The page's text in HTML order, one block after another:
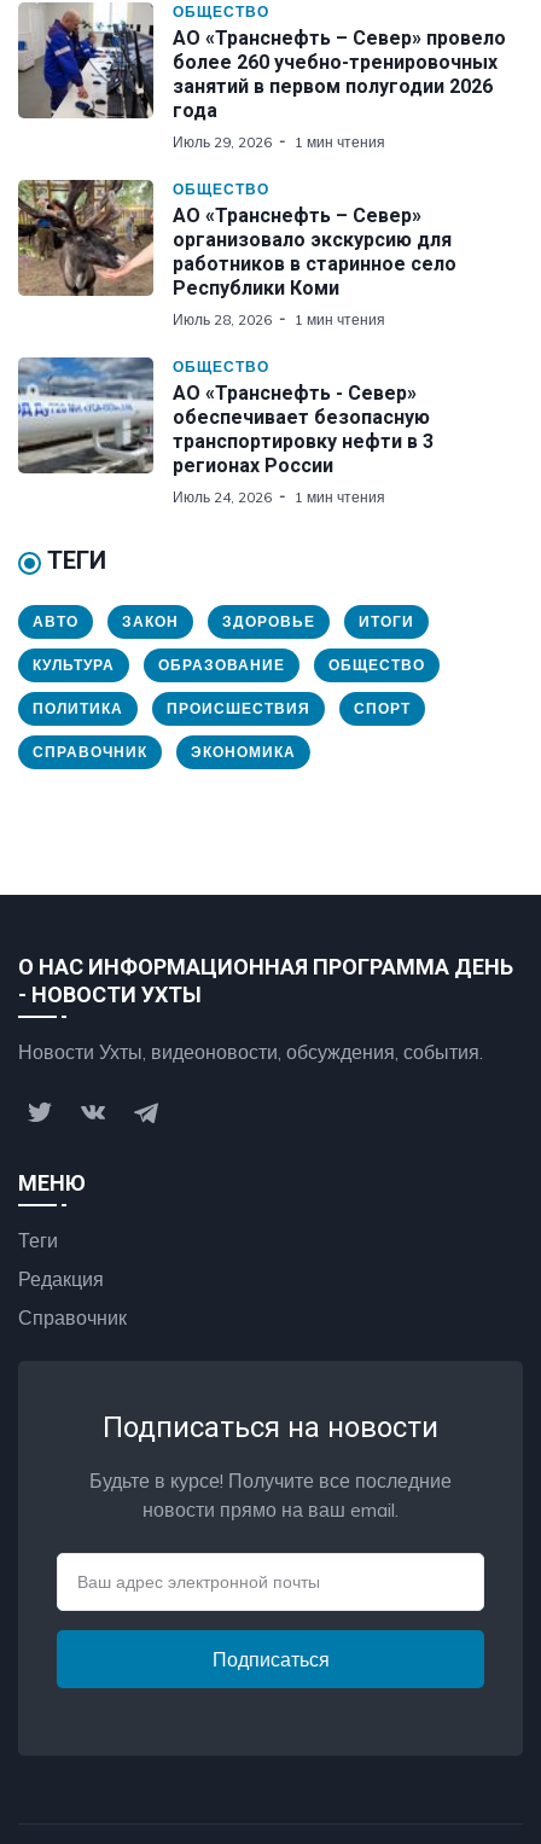
ОБЩЕСТВО
АО «Транснефть – Север» провело
более 260 учебно-тренировочных
занятий в первом полугодии 2026
года
Июль 29, 2026 1 мин чтения
ОБЩЕСТВО
АО «Транснефть – Север»
организовало экскурсию для
работников в старинное село
Республики Коми
Июль 28, 2026 1 мин чтения
ОБЩЕСТВО
АО «Транснефть - Север»
обеспечивает безопасную
транспортировку нефти в 3
регионах России
Июль 24, 2026 1 мин чтения
ТЕГИ
АВТО ЗАКОН ЗДОРОВЬЕ ИТОГИ
КУЛЬТУРА ОБРАЗОВАНИЕ ОБЩЕСТВО
ПОЛИТИКА ПРОИСШЕСТВИЯ СПОРТ
СПРАВОЧНИК ЭКОНОМИКА
О НАС ИНФОРМАЦИОННАЯ ПРОГРАММА ДЕНЬ
- НОВОСТИ УХТЫ
Новости Ухты, видеоновости, обсуждения, события.
МЕНЮ
Теги
Редакция
Справочник
Подписаться на новости
Будьте в курсе! Получите все последние
новости прямо на ваш email.
Подписаться